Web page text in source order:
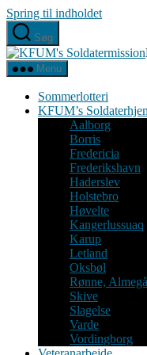
Spring til indholdet
Søg
Menu
Sommerlotteri
KFUM’s
Aalborg
Borris
Fredericia
Frederikshavn
Haderslev
Holstebro
Høvelte
Kangerlussuaq
Karup
Letland
Oksbøl
Rønne,
Skive
Slagelse
Varde
Vordingborg